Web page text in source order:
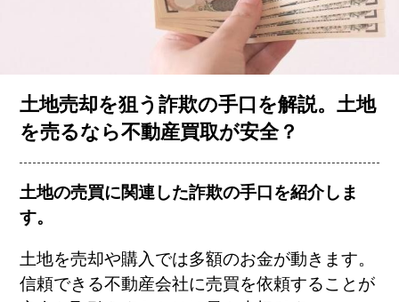
買取の事例
お客様の声
コラム一覧
土地売却を狙う詐欺の手口を解説。土地
を売るなら不動産買取が安全？
土地の売買に関連した詐欺の手口を紹介しま
す。
土地を売却や購入では多額のお金が動きます。
信頼できる不動産会社に売買を依頼することが